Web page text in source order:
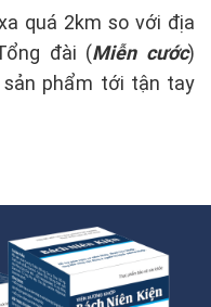
quá 2km so với địa
đài (Miễn cước)
phẩm tới tận tay